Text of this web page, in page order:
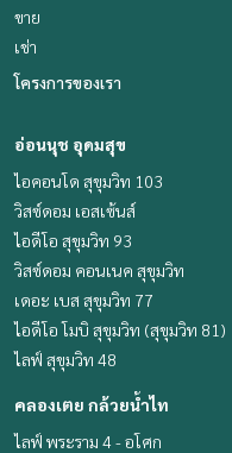
ขาย
เช่า
โครงการของเรา
อ่อนนุช อุดมสุข
ไอคอนโด สุขุมวิท 103
วิสซ์ดอม เอสเซ้นส์
ไอดีโอ สุขุมวิท 93
วิสซ์ดอม คอนเนค สุขุมวิท
เดอะ เบส สุขุมวิท 77
ไอดีโอ โมบิ สุขุมวิท (สุขุมวิท 81)
ไลฟ์ สุขุมวิท 48
คลองเตย กล้วยน้ำไท
ไลฟ์ พระราม 4 - อโศก